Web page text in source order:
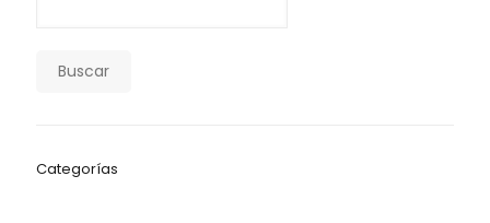
Buscar
Categorías